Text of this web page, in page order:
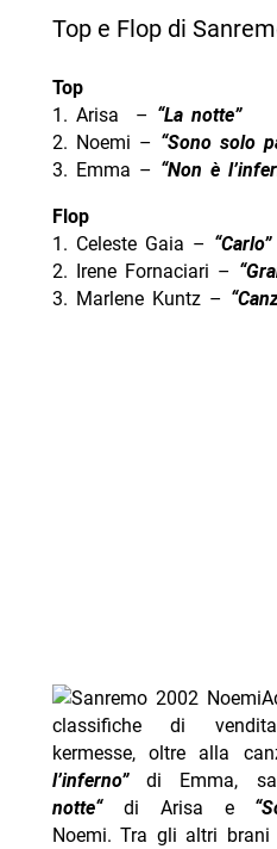
Top e Flop di
Top
1. Arisa – “La notte”
2. Noemi – “Sono solo
3. Emma – “Non è
Flop
1. Celeste Gaia – “Carlo”
2. Irene Fornaciari –
3. Marlene Kuntz – “
classifiche di
kermesse, oltre alla
l’inferno”di Emma,
notte“di Arisa e
Noemi. Tra gli altri